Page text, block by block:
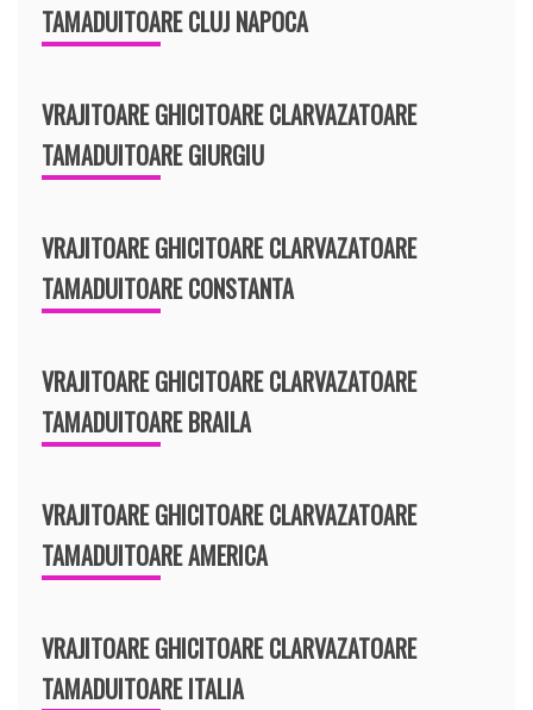
TAMADUITOARE CLUJ NAPOCA
VRAJITOARE GHICITOARE CLARVAZATOARE
TAMADUITOARE GIURGIU
VRAJITOARE GHICITOARE CLARVAZATOARE
TAMADUITOARE CONSTANTA
VRAJITOARE GHICITOARE CLARVAZATOARE
TAMADUITOARE BRAILA
VRAJITOARE GHICITOARE CLARVAZATOARE
TAMADUITOARE AMERICA
VRAJITOARE GHICITOARE CLARVAZATOARE
TAMADUITOARE ITALIA